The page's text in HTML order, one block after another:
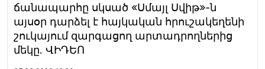
ճանապարհը սկսած «Սմայլ Սվիթ»-ն
այսօր դարձել է հայկական հրուշակեղենի
շուկայում զարգացող արտադրողներից
մեկը. ՎԻԴԵՈ